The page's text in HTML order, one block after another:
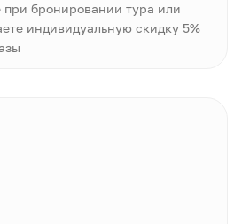
при бронировании тура или
индивидуальную скидку 5%